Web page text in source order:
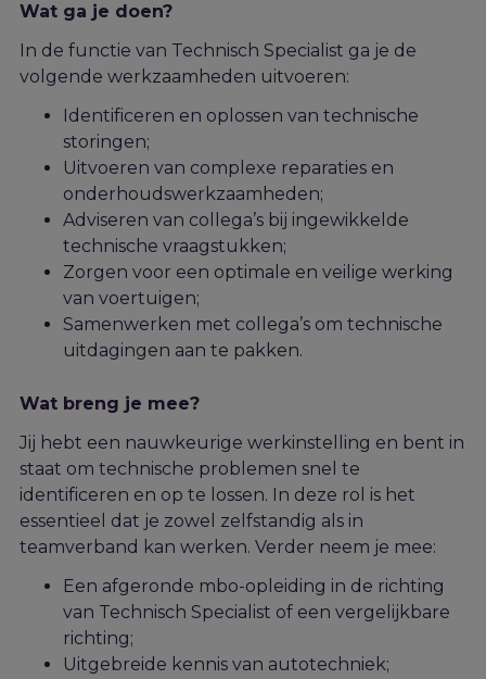
Wat ga je doen?
In de functie van Technisch Specialist ga je de
volgende werkzaamheden uitvoeren:
Identificeren en oplossen van technische
storingen;
Uitvoeren van complexe reparaties en
onderhoudswerkzaamheden;
Adviseren van collega’s bij ingewikkelde
technische vraagstukken;
Zorgen voor een optimale en veilige werking
van voertuigen;
Samenwerken met collega’s om technische
uitdagingen aan te pakken.
Wat breng je mee?
Jij hebt een nauwkeurige werkinstelling en bent in
staat om technische problemen snel te
identificeren en op te lossen. In deze rol is het
essentieel dat je zowel zelfstandig als in
teamverband kan werken. Verder neem je mee:
Een afgeronde mbo-opleiding in de richting
van Technisch Specialist of een vergelijkbare
richting;
Uitgebreide kennis van autotechniek;